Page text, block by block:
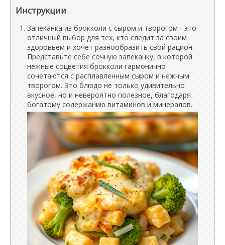
Инструкции
Запеканка из брокколи с сыром и творогом - это
отличный выбор для тех, кто следит за своим
здоровьем и хочет разнообразить свой рацион.
Представьте себе сочную запеканку, в которой
нежные соцветия брокколи гармонично
сочетаются с расплавленным сыром и нежным
творогом. Это блюдо не только удивительно
вкусное, но и невероятно полезное, благодаря
богатому содержанию витаминов и минералов.